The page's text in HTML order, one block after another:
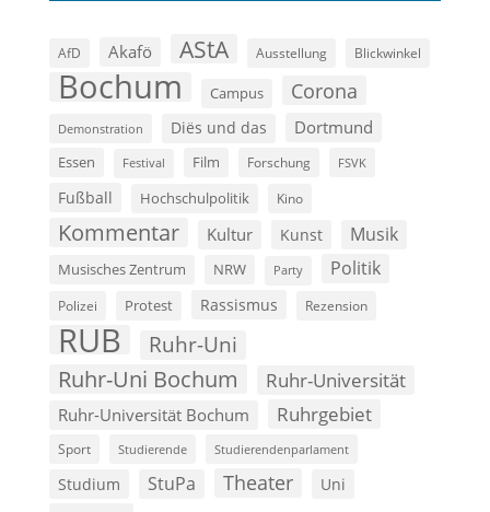
AfD Akafö AStA Ausstellung Blickwinkel
Bochum Campus Corona
Demonstration Diës und das Dortmund
Essen Festival Film Forschung FSVK
Fußball Hochschulpolitik Kino
Kommentar Kultur Kunst Musik
Musisches Zentrum NRW Party Politik
Polizei Protest Rassismus Rezension
RUB Ruhr-Uni
Ruhr-Uni Bochum Ruhr-Universität
Ruhr-Universität Bochum Ruhrgebiet
Sport Studierende Studierendenparlament
Studium StuPa Theater Uni